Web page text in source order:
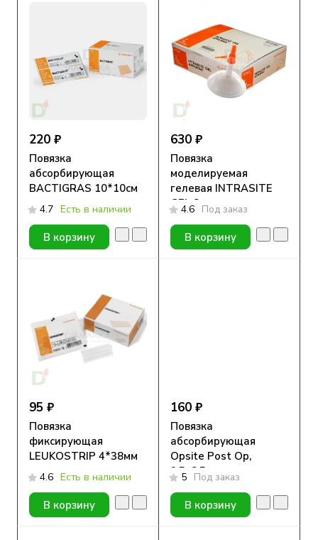
220 ₽
Повязка
абсорбирующая
BACTIGRAS 10*10см
4.7 Есть в наличии
В корзину
630 ₽
Повязка
моделируемая
гелевая INTRASITE
GEL 8г.
4.6 Под заказ
В корзину
95 ₽
Повязка
фиксирующая
LEUKOSTRIP 4*38мм
4.6 Есть в наличии
В корзину
160 ₽
Повязка
абсорбирующая
Opsite Post Op,
9,5х8,5 см, пленочная
5 Под заказ
В корзину